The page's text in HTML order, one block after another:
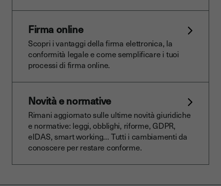
Firma online
Scopri i vantaggi della firma elettronica, la
conformità legale e come semplificare i tuoi
processi di firma online.
Novità e normative
Rimani aggiornato sulle ultime novità giuridiche
e normative: leggi, obblighi, riforme, GDPR,
eIDAS, smart working… Tutti i cambiamenti da
conoscere per restare conforme.